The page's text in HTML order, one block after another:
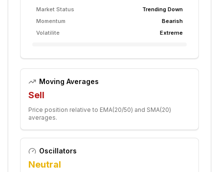
Market Status
Trending Down
Momentum
Bearish
Volatilite
Extreme
Moving Averages
Sell
Price position relative to EMA(20/50) and SMA(20)
averages.
Oscillators
Neutral